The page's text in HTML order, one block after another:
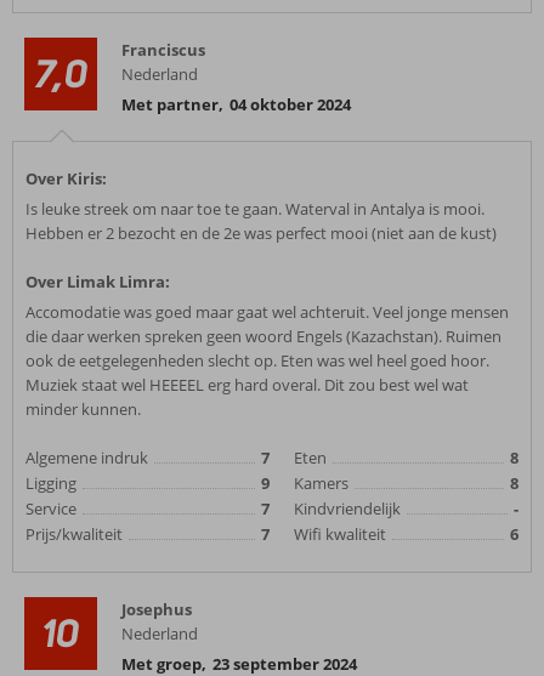
7,0
Franciscus
Nederland
Met partner, 04 oktober 2024
Over Kiris:
Is leuke streek om naar toe te gaan. Waterval in Antalya is mooi.
Hebben er 2 bezocht en de 2e was perfect mooi (niet aan de kust)
Over Limak Limra:
Accomodatie was goed maar gaat wel achteruit. Veel jonge mensen
die daar werken spreken geen woord Engels (Kazachstan). Ruimen
ook de eetgelegenheden slecht op. Eten was wel heel goed hoor.
Muziek staat wel HEEEEL erg hard overal. Dit zou best wel wat
minder kunnen.
Algemene indruk
7
Ligging
9
Service
7
Prijs/kwaliteit
7
Eten
8
Kamers
8
Kindvriendelijk
-
Wifi kwaliteit
6
10
Josephus
Nederland
Met groep, 23 september 2024